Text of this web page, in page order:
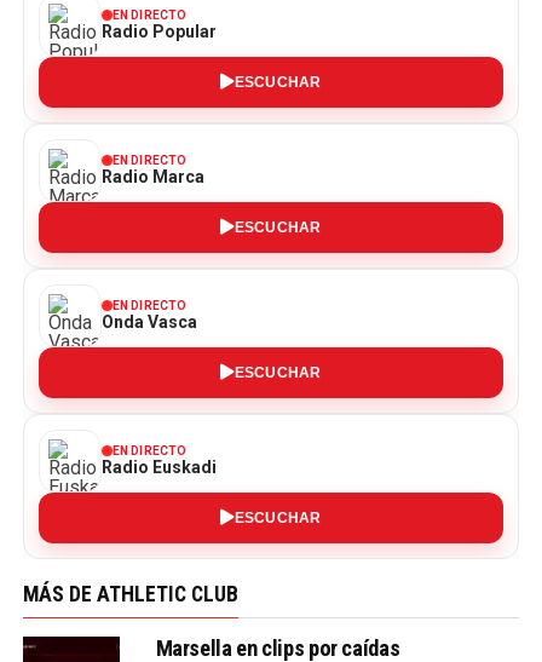
EN DIRECTO
Radio Popular
ESCUCHAR
EN DIRECTO
Radio Marca
ESCUCHAR
EN DIRECTO
Onda Vasca
ESCUCHAR
EN DIRECTO
Radio Euskadi
ESCUCHAR
MÁS DE ATHLETIC CLUB
Marsella en clips por caídas